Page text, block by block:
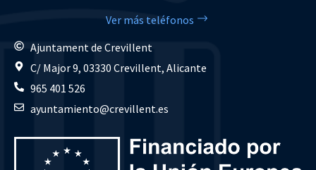
Ver más teléfonos
Ajuntament de Crevillent
C/ Major 9, 03330 Crevillent, Alicante
965 401 526
ayuntamiento@crevillent.es